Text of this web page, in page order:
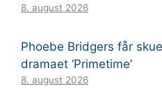
8. august 2026
Phoebe Bridgers får
dramaet ‘Primetime’
8. august 2026